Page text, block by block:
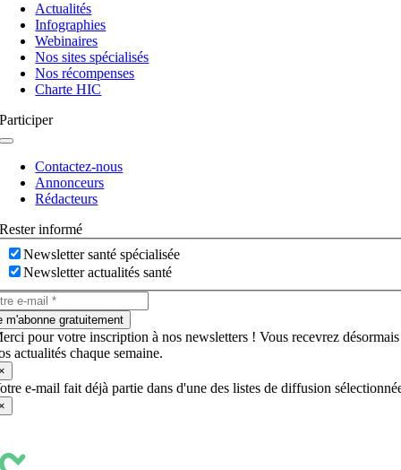
basculeActualités
Infographies
Webinaires
Nos sites spécialisés
Nos récompenses
Charte HIC
Participer
Navigation
basculeContactez-nous
Annonceurs
Rédacteurs
Rester informé
Newsletter santé spécialisée
Newsletter actualités santé
m'abonne gratuitement
pour votre inscription à nos newsletters ! Vous recevrez désormais
actualités chaque semaine.
e-mail fait déjà partie dans d'une des listes de diffusion